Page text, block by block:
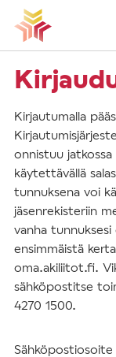
Vieritä
sisältöön
Kirjautumalla
onnistuu
käytettävällä
tunnuksena voi
jäsenrekisteriin
vanha
ensimmäistä
oma.akiliitot.fi.
sähköpostitse
4270 1500.